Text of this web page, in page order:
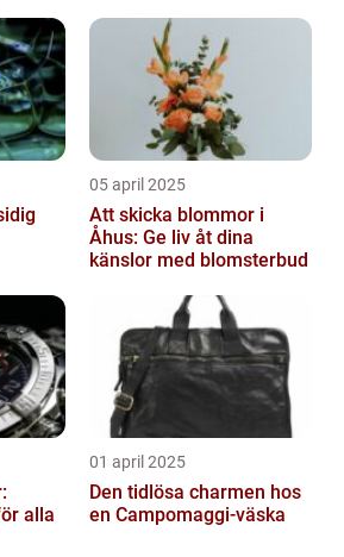
05 april 2025
Att skicka blommor i
Åhus: Ge liv åt dina
känslor med blomsterbud
alla
01 april 2025
Den tidlösa charmen hos
en Campomaggi-väska